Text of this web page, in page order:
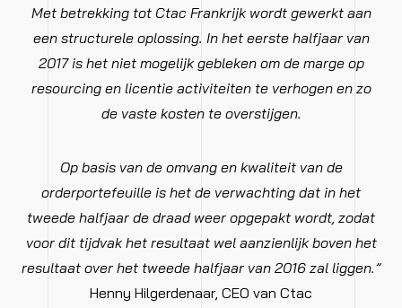
Met betrekking tot Ctac Frankrijk wordt gewerkt aan
een structurele oplossing. In het eerste halfjaar van
2017 is het niet mogelijk gebleken om de marge op
resourcing en licentie activiteiten te verhogen en zo
de vaste kosten te overstijgen.
Op basis van de omvang en kwaliteit van de
orderportefeuille is het de verwachting dat in het
tweede halfjaar de draad weer opgepakt wordt, zodat
voor dit tijdvak het resultaat wel aanzienlijk boven het
resultaat over het tweede halfjaar van 2016 zal liggen.”
Henny Hilgerdenaar, CEO van Ctac